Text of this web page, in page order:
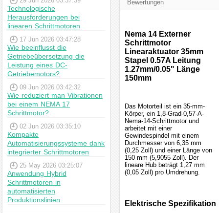
Technologische
Herausforderungen bei
linearen Schrittmotoren
17 Jun 2026 03:47:28
Wie beeinflusst die
Getriebeübersetzung die
Leistung eines DC-
Getriebemotors?
09 Jun 2026 03:42:32
Wie reduziert man Vibrationen
bei einem NEMA 17
Schrittmotor?
02 Jun 2026 03:35:10
Kompakte
Automatisierungssysteme dank
integrierter Schrittmotoren
25 May 2026 03:25:07
Anwendung Hybrid
Schrittmotoren in
automatisierten
Produktionslinien
Bewertungen
Nema 14 Externer
Schrittmotor
Linearaktuator 35mm
Stapel 0.57A Leitung
1.27mm/0.05" Länge
150mm
Das Motorteil ist ein 35-mm-
Körper, ein 1,8-Grad-0,57-A-
Nema-14-Schrittmotor und
arbeitet mit einer
Gewindespindel mit einem
Durchmesser von 6,35 mm
(0,25 Zoll) und einer Länge von
150 mm (5,9055 Zoll). Der
lineare Hub beträgt 1,27 mm
(0,05 Zoll) pro Umdrehung.
Elektrische Spezifikation